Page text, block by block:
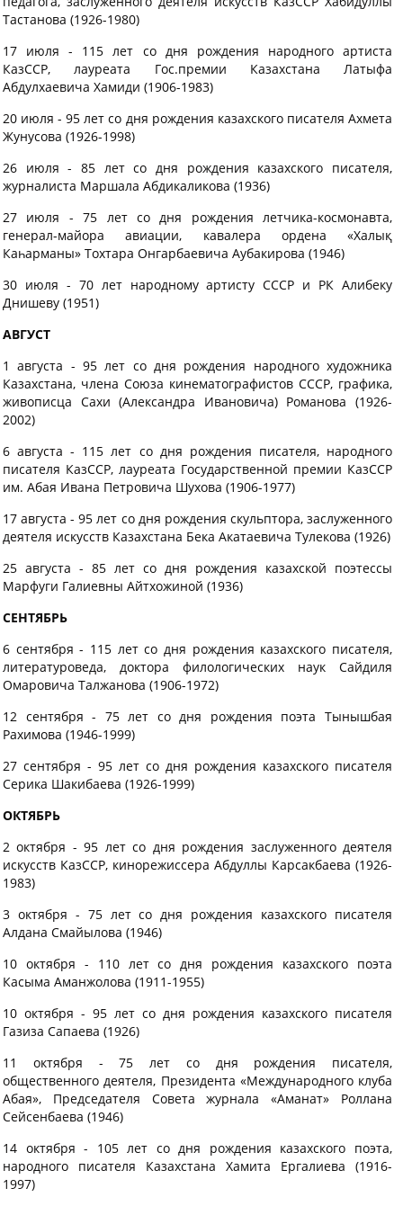
Тастанова (1926-1980)
17 июля - 115 лет со дня рождения народного артиста
КазССР, лауреата Гос.премии Казахстана Латыфа
Абдулхаевича Хамиди (1906-1983)
20 июля - 95 лет со дня рождения казахского писателя Ахмета
Жунусова (1926-1998)
26 июля - 85 лет со дня рождения казахского писателя,
журналиста Маршала Абдикаликова (1936)
27 июля - 75 лет со дня рождения летчика-космонавта,
генерал-майора авиации, кавалера ордена «Халық
Каһарманы» Тохтара Онгарбаевича Аубакирова (1946)
30 июля - 70 лет народному артисту СССР и РК Алибеку
Днишеву (1951)
АВГУСТ
1 августа - 95 лет со дня рождения народного художника
Казахстана, члена Союза кинематографистов СССР, графика,
живописца Сахи (Александра Ивановича) Романова (1926-
2002)
6 августа - 115 лет со дня рождения писателя, народного
писателя КазССР, лауреата Государственной премии КазССР
им. Абая Ивана Петровича Шухова (1906-1977)
17 августа - 95 лет со дня рождения скульптора, заслуженного
деятеля искусств Казахстана Бека Акатаевича Тулекова (1926)
25 августа - 85 лет со дня рождения казахской поэтессы
Марфуги Галиевны Айтхожиной (1936)
СЕНТЯБРЬ
6 сентября - 115 лет со дня рождения казахского писателя,
литературоведа, доктора филологических наук Сайдиля
Омаровича Талжанова (1906-1972)
12 сентября - 75 лет со дня рождения поэта Тынышбая
Рахимова (1946-1999)
27 сентября - 95 лет со дня рождения казахского писателя
Серика Шакибаева (1926-1999)
ОКТЯБРЬ
2 октября - 95 лет со дня рождения заслуженного деятеля
искусств КазССР, кинорежиссера Абдуллы Карсакбаева (1926-
1983)
3 октября - 75 лет со дня рождения казахского писателя
Алдана Смайылова (1946)
10 октября - 110 лет со дня рождения казахского поэта
Касыма Аманжолова (1911-1955)
10 октября - 95 лет со дня рождения казахского писателя
Газиза Сапаева (1926)
11 октября - 75 лет со дня рождения писателя,
общественного деятеля, Президента «Международного клуба
Абая», Председателя Совета журнала «Аманат» Роллана
Cейсенбаева (1946)
14 октября - 105 лет со дня рождения казахского поэта,
народного писателя Казахстана Хамита Ергалиева (1916-
1997)